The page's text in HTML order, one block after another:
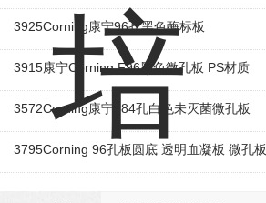
3925Corning康宁96孔黑色酶标板
3915康宁Corning F96黑色微孔板 PS材质
3572Corning康宁384孔白色未灭菌微孔板
3795Corning 96孔板圆底 透明血凝板 微孔板